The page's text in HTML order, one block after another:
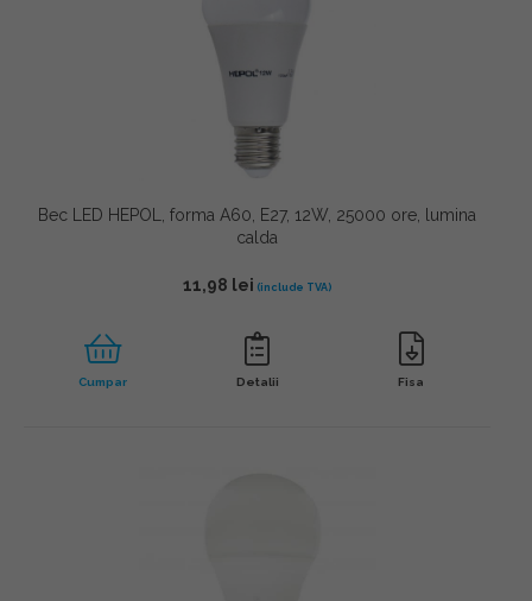
Bec LED HEPOL, forma A60, E27, 12W, 25000 ore, lumina
calda
11,98 lei
Cumpar Detalii Fisa